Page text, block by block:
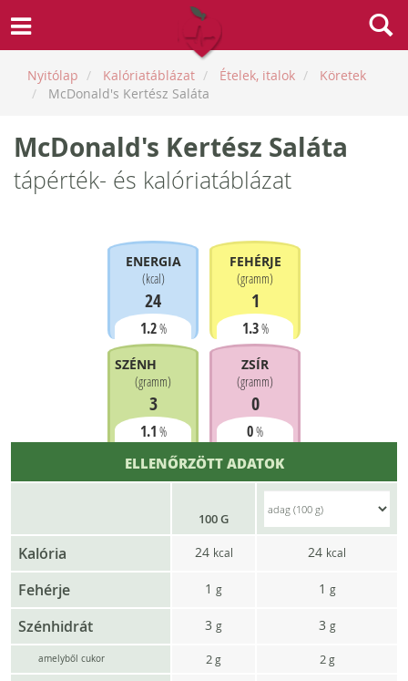
Nyitólap Kalóriatáblázat Ételek, italok
Köretek
McDonald's Kertész Saláta
McDonald's Kertész Saláta
tápérték- és kalóriatáblázat
ENERGIA
(kcal)
24
1.2%
FEHÉRJE
(gramm)
1
1.3%
SZÉNHIDRÁT
(gramm)
3
1.1 %
ZSÍR
(gramm)
0
0%
ELLENŐRZÖTT ADATOK
100 G
Kalória 24 kcal 24 kcal
Fehérje 1 g 1 g
Szénhidrát 3 g 3 g
amelyből cukor 2g 2 g